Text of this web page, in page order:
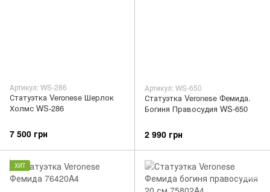
Артикул: WS-286
Статуэтка Veronese Шерлок
Холмс WS-286
7 500 грн
Артикул: WS-650
Статуэтка Veronese Фемида.
Богиня Правосудия WS-650
2 990 грн
ХИТ